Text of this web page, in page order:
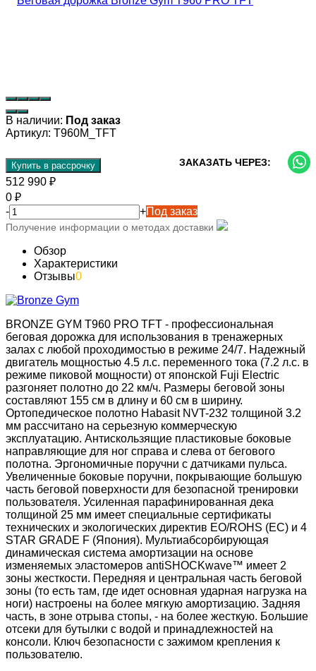
В наличии: Под заказ
Артикул: T960M_TFT
Купить в рассрочку ЗАКАЗАТЬ ЧЕРЕЗ:
512 990 ₽
0 ₽
-
+Под заказ
Получение информации о методах доставки
Обзор
Характеристики
Отзывы0
BRONZE GYM T960 PRO TFT - профессиональная
беговая дорожка для использования в тренажерных
залах с любой проходимостью в режиме 24/7. Надежный
двигатель мощностью 4.5 л.с. переменного тока (7.2 л.с. в
режиме пиковой мощности) от японской Fuji Electric
разгоняет полотно до 22 км/ч. Размеры беговой зоны
составляют 155 см в длину и 60 см в ширину.
Ортопедическое полотно Habasit NVT-232 толщиной 3.2
мм рассчитано на серьезную коммерческую
эксплуатацию. Антискользящие пластиковые боковые
направляющие для ног справа и слева от бегового
полотна. Эргономичные поручни с датчиками пульса.
Увеличенные боковые поручни, покрывающие большую
часть беговой поверхности для безопасной тренировки
пользователя. Усиленная парафинированная дека
толщиной 25 мм имеет специальные сертификаты
технических и экологических директив EO/ROHS (ЕС) и 4
STAR GRADE F (Япония). Мультиабсорбирующая
динамическая система амортизации на основе
изменяемых эластомеров antiSHOCKwave™ имеет 2
зоны жесткости. Передняя и центральная часть беговой
зоны (то есть там, где идет основная ударная нагрузка на
ноги) настроены на более мягкую амортизацию. Задняя
часть, в зоне отрыва стопы, - на более жесткую. Большие
отсеки для бутылки с водой и принадлежностей на
консоли. Ключ безопасности с зажимом крепления к
пользователю.